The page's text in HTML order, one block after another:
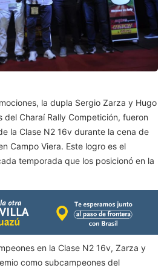
la dupla Sergio Zarza y Hugo
del Charaí Rally Competición, fueron
la Clase N2 16v durante la cena de
Campo Viera. Este logro es el
temporada que los posicionó en la
en la Clase N2 16v, Zarza y
como subcampeones del